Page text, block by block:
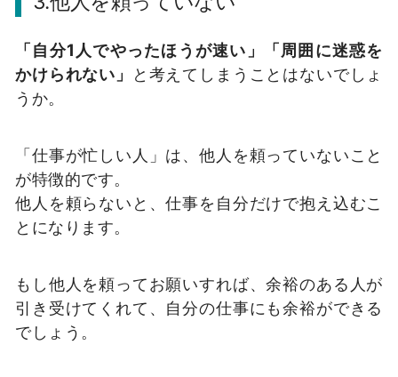
「自分1人でやったほうが速い」「周囲に迷惑を
かけられない」
と考えてしまうことはないでしょ
うか。
「仕事が忙しい人」は、他人を頼っていないこと
が特徴的です。
他人を頼らないと、仕事を自分だけで抱え込むこ
とになります。
もし他人を頼ってお願いすれば、余裕のある人が
引き受けてくれて、自分の仕事にも余裕ができる
でしょう。